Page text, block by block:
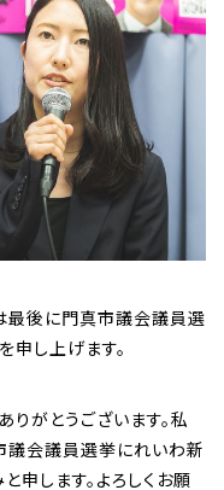
最後に門真市議会議員選
し上げます。
りがとうございます。私
議会議員選挙にれいわ新
申します。よろしくお願